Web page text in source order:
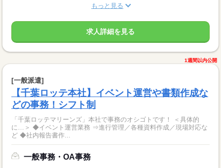
もっと見る
求人詳細を見る
1週間以内公開
[一般派遣]
【千葉ロッテ本社】イベント運営や書類作成な
どの事務！シフト制
「千葉ロッテマリーンズ」本社で事務のオシゴトです！ ＜具体的
に…＞ ◆イベント運営業務 ⇒進行管理／各種資料作成／現場対応な
ど ◆社内報告書作...
一般事務・OA事務